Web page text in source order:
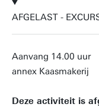
AFGELAST -
Aanvang
annex
Deze activiteit is